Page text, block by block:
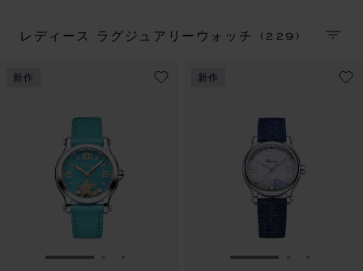
レディース ラグジュアリーウォッチ(229) 並べ
新作
スライドに移動 1スライドに移動 3
新作
スライドに移動 1